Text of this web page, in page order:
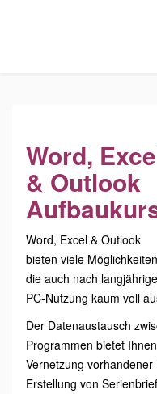
Word,
& Outlook
Word, Excel & Outlook
bieten viele
die auch nach
PC-Nutzung kaum voll
Der Datenaustausch
Programmen bietet
Vernetzung
Erstellung von